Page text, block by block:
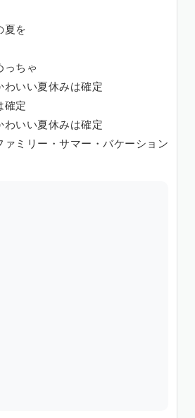
夏を
っちゃ
いい夏休みは確定
確定
いい夏休みは確定
ァミリー・サマー・バケーション